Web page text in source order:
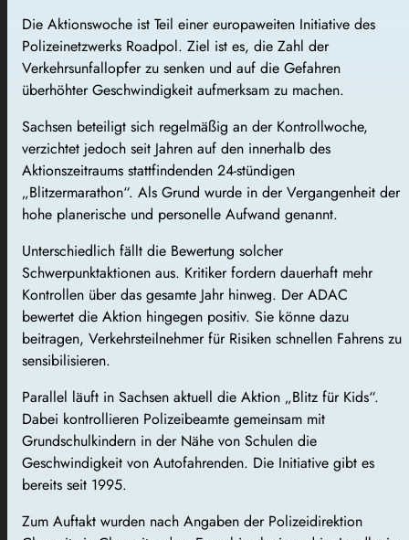
Die Aktionswoche ist Teil einer europaweiten Initiative des
Polizeinetzwerks Roadpol. Ziel ist es, die Zahl der
Verkehrsunfallopfer zu senken und auf die Gefahren
überhöhter Geschwindigkeit aufmerksam zu machen.
Sachsen beteiligt sich regelmäßig an der Kontrollwoche,
verzichtet jedoch seit Jahren auf den innerhalb des
Aktionszeitraums stattfindenden 24-stündigen
„Blitzermarathon“. Als Grund wurde in der Vergangenheit der
hohe planerische und personelle Aufwand genannt.
Unterschiedlich fällt die Bewertung solcher
Schwerpunktaktionen aus. Kritiker fordern dauerhaft mehr
Kontrollen über das gesamte Jahr hinweg. DerADAC
bewertet die Aktion hingegen positiv. Sie könne dazu
beitragen, Verkehrsteilnehmer für Risiken schnellen Fahrens zu
sensibilisieren.
Parallel läuft in Sachsen aktuell die Aktion „Blitz für Kids“.
Dabei kontrollieren Polizeibeamte gemeinsam mit
Grundschulkindern in der Nähe von Schulen die
Geschwindigkeit von Autofahrenden. Die Initiative gibt es
bereits seit 1995.
Zum Auftakt wurden nach Angaben der Polizeidirektion